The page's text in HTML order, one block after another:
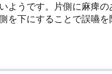
ようです。片側に麻痺の
を下にすることで誤嚥を